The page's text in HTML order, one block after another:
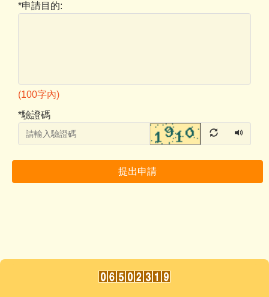
*申請目的:
(100字內)
*驗證碼
提出申請